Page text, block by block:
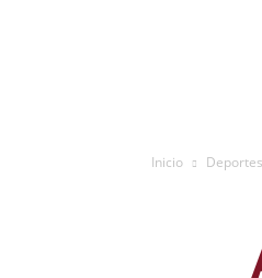
Inicio Deportes